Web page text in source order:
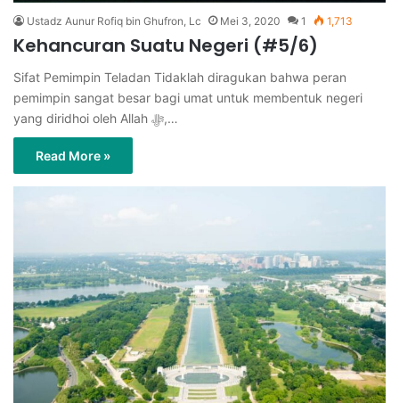
Ustadz Aunur Rofiq bin Ghufron, Lc Mei 3, 2020 1 1,713
Kehancuran Suatu Negeri (#5/6)
Sifat Pemimpin Teladan Tidaklah diragukan bahwa peran
pemimpin sangat besar bagi umat untuk membentuk negeri
yang diridhoi oleh Allah ﷻ,…
Read More »